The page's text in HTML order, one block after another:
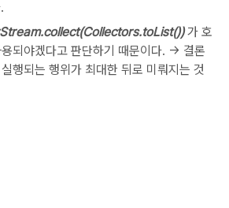
가 호
되야겠다고 판단하기 때문이다. -> 결론
행되는 행위가 최대한 뒤로 미뤄지는 것